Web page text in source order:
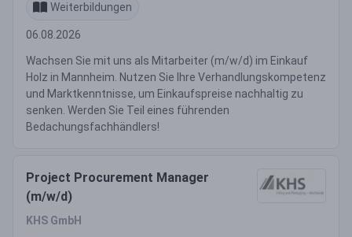
Weiterbildungen
06.08.2026
Wachsen Sie mit uns als Mitarbeiter (m/w/d) im Einkauf
Holz in Mannheim. Nutzen Sie Ihre Verhandlungskompetenz
und Marktkenntnisse, um Einkaufspreise nachhaltig zu
senken. Werden Sie Teil eines führenden
Bedachungsfachhändlers!
Project Procurement Manager
(m/w/d)
KHS GmbH